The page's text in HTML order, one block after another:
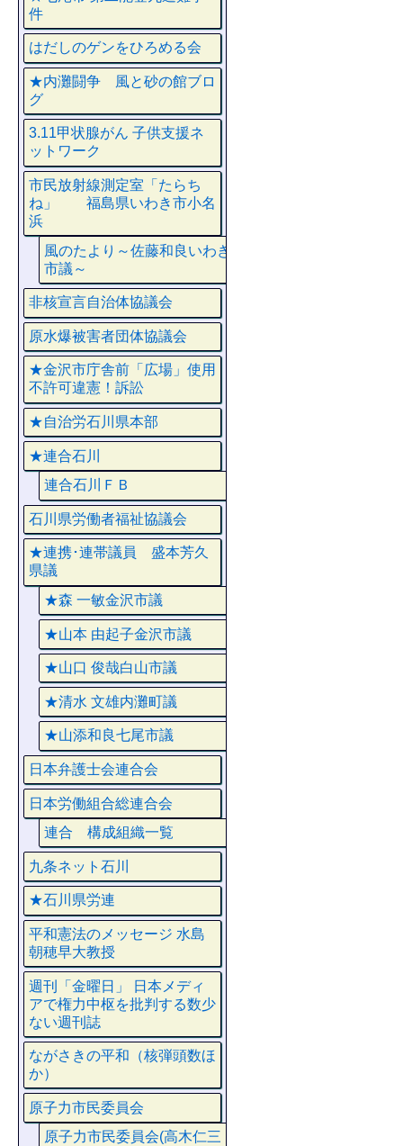
件
はだしのゲンをひろめる会
★内灘闘争 風と砂の館ブロ
グ
3.11甲状腺がん 子供支援ネ
ットワーク
市民放射線測定室「たらち
ね」 福島県いわき市小名
浜
風のたより～佐藤和良いわき
市議～
非核宣言自治体協議会
原水爆被害者団体協議会
★金沢市庁舎前「広場」使用
不許可違憲！訴訟
★自治労石川県本部
★連合石川
連合石川ＦＢ
石川県労働者福祉協議会
★連携･連帯議員 盛本芳久
県議
★森 一敏金沢市議
★山本 由起子金沢市議
★山口 俊哉白山市議
★清水 文雄内灘町議
★山添和良七尾市議
日本弁護士会連合会
日本労働組合総連合会
連合 構成組織一覧
九条ネット石川
★石川県労連
平和憲法のメッセージ 水島
朝穂早大教授
週刊「金曜日」 日本メディ
アで権力中枢を批判する数少
ない週刊誌
ながさきの平和（核弾頭数ほ
か）
原子力市民委員会
原子力市民委員会(高木仁三